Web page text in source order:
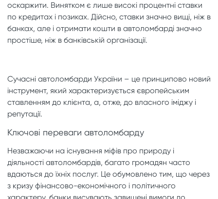
оскаржити. Винятком є ​​лише високі процентні ставки
по кредитах і позиках. Дійсно, ставки значно вищі, ніж в
банках, але і отримати кошти в автоломбарді значно
простіше, ніж в банківській організації.
Сучасні автоломбарди України – це принципово новий
інструмент, який характеризується європейським
ставленням до клієнта, а, отже, до власного іміджу і
репутації.
Ключові переваги автоломбарду
Незважаючи на існування міфів про природу і
діяльності автоломбардів, багато громадян часто
вдаються до їхніх послуг. Це обумовлено тим, що через
з кризу фінансово-економічного і політичного